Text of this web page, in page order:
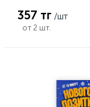
357 тг /шт
от 2 шт.